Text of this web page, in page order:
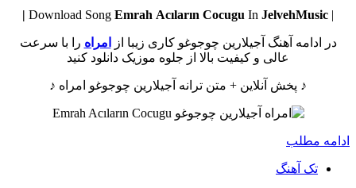
| Download Song
Emrah Acıların Cocugu In JelvehMusic |
در ادامه آهنگ آجیلارین چوجوغو کاری زیبا از امراه را با سرعت
عالی و کیفیت بالا از جلوه موزیک دانلود کنید
♪ پخش آنلاین + متن ترانه آجیلارین چوجوغو امراه ♪
ادامه مطلب
تک آهنگ